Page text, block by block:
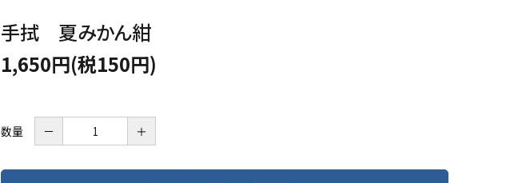
KUROシリーズ
手拭 夏みかん紺
1,650円(税150円)
数量 － ＋